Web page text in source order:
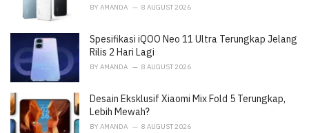
BY AMANDA 8 AUGUST 2026
Spesifikasi iQOO Neo 11 Ultra Terungkap Jelang
Rilis 2 Hari Lagi
BY AMANDA 8 AUGUST 2026
Desain Eksklusif Xiaomi Mix Fold 5 Terungkap,
Lebih Mewah?
BY AMANDA 8 AUGUST 2026